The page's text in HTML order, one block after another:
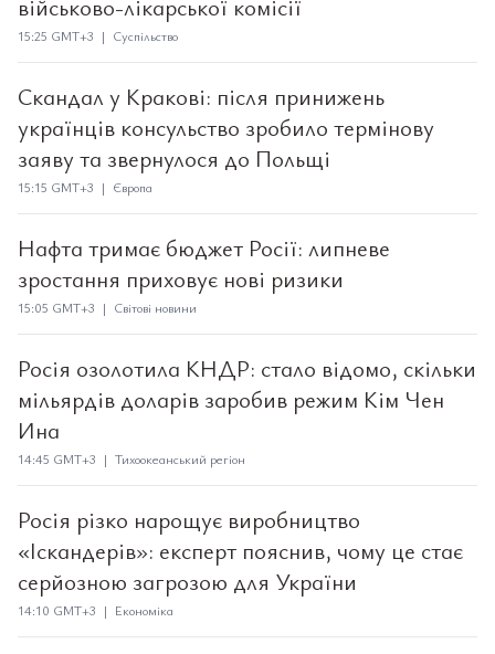
військово-лікарської комісії
15:25 GMT+3 | Суспільство
Скандал у Кракові: після принижень
українців консульство зробило термінову
заяву та звернулося до Польщі
15:15 GMT+3 | Європа
Нафта тримає бюджет Росії: липневе
зростання приховує нові ризики
15:05 GMT+3 | Світові новини
Росія озолотила КНДР: стало відомо, скільки
мільярдів доларів заробив режим Кім Чен
Ина
14:45 GMT+3 | Тихоокеанський регіон
Росія різко нарощує виробництво
«Іскандерів»: експерт пояснив, чому це стає
серйозною загрозою для України
14:10 GMT+3 | Економіка